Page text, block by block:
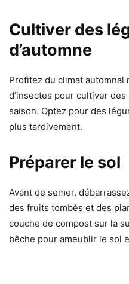
Cultiver des
d’automne
Profitez du climat automnal
d’insectes pour cultiver
saison. Optez pour des
plus tardivement.
Préparer le sol
Avant de semer,
des fruits tombés et des
couche de compost sur la
bêche pour ameublir le sol